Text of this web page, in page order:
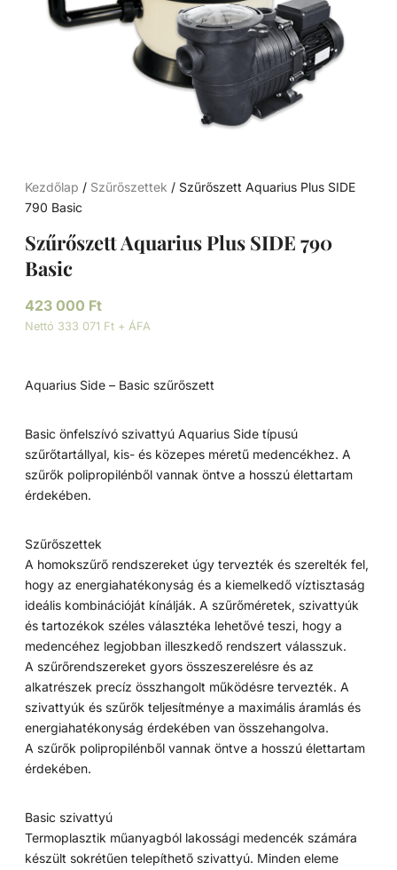
Kezdőlap / Szűrőszettek / Szűrőszett Aquarius Plus SIDE
790 Basic
Szűrőszett Aquarius Plus SIDE 790
Basic
423 000 Ft
Nettó 333 071 Ft + ÁFA
Aquarius Side – Basic szűrőszett
Basic önfelszívó szivattyú Aquarius Side típusú
szűrőtartállyal, kis- és közepes méretű medencékhez. A
szűrők polipropilénből vannak öntve a hosszú élettartam
érdekében.
Szűrőszettek
A homokszűrő rendszereket úgy tervezték és szerelték fel,
hogy az energiahatékonyság és a kiemelkedő víztisztaság
ideális kombinációját kínálják. A szűrőméretek, szivattyúk
és tartozékok széles választéka lehetővé teszi, hogy a
medencéhez legjobban illeszkedő rendszert válasszuk.
A szűrőrendszereket gyors összeszerelésre és az
alkatrészek precíz összhangolt működésre tervezték. A
szivattyúk és szűrők teljesítménye a maximális áramlás és
energiahatékonyság érdekében van összehangolva.
A szűrők polipropilénből vannak öntve a hosszú élettartam
érdekében.
Basic szivattyú
Termoplasztik műanyagból lakossági medencék számára
készült sokrétűen telepíthető szivattyú. Minden eleme